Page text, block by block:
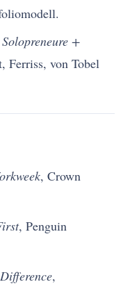
+
Ferriss, von Tobel
, Crown
, Penguin
,